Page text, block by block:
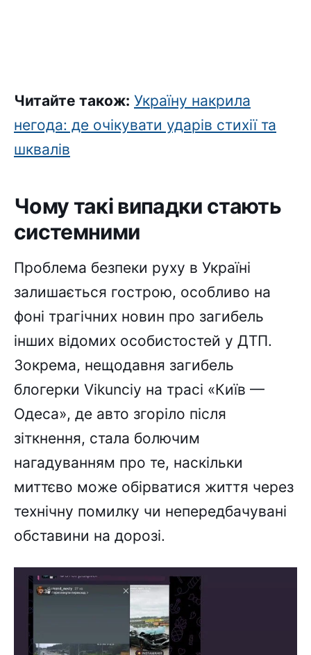
Читайте також: Україну накрила
негода: де очікувати ударів стихії та
шквалів
Чому такі випадки стають
системними
Проблема безпеки руху в Україні
залишається гострою, особливо на
фоні трагічних новин про загибель
інших відомих особистостей у ДТП.
Зокрема, нещодавня загибель
блогерки Vikunciy на трасі «Київ —
Одеса», де авто згоріло після
зіткнення, стала болючим
нагадуванням про те, наскільки
миттєво може обірватися життя через
технічну помилку чи непередбачувані
обставини на дорозі.